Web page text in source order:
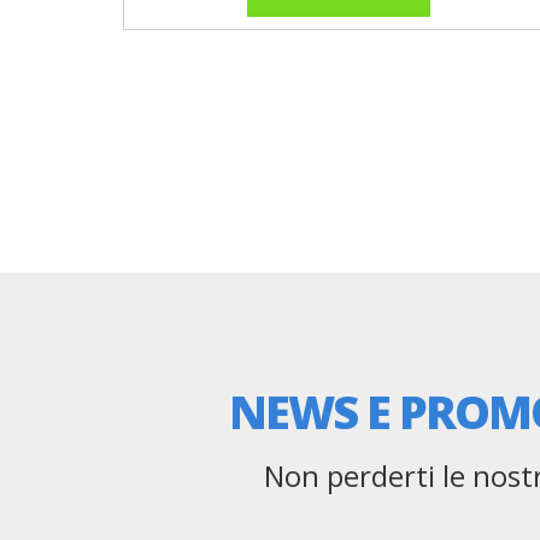
NEWS E
Non perderti le